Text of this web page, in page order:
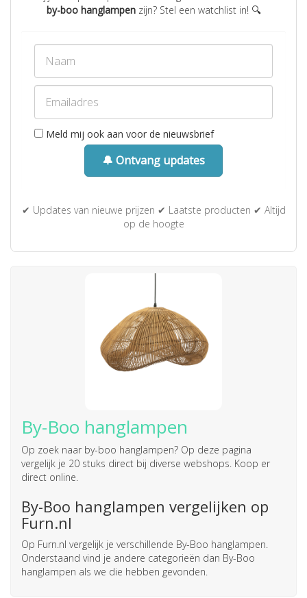
by-boo hanglampenzijn? Stel een watchlist in! 🔍
Meld mij ook aan voor de nieuwsbrief
🔔 Ontvang updates
✔ Updates van nieuwe prijzen ✔ Laatste producten ✔ Altijd
op de hoogte
By-Boo hanglampen
Op zoek naar by-boo hanglampen? Op deze pagina
vergelijk je 20 stuks direct bij diverse webshops. Koop er
direct online.
By-Boo hanglampen vergelijken op
Furn.nl
Op Furn.nl vergelijk je verschillende By-Boo hanglampen.
Onderstaand vind je andere categorieën dan By-Boo
hanglampen als we die hebben gevonden.